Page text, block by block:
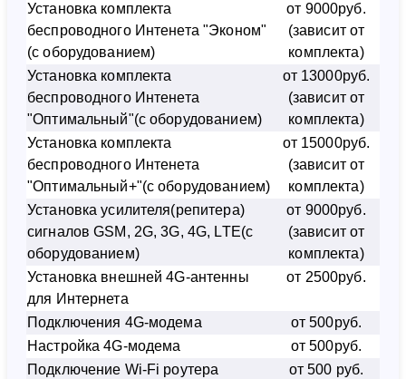
Установка комплекта
беспроводного Интенета "Эконом"
(с оборудованием)
от 9000руб.
(зависит от
комплекта)
Установка комплекта
беспроводного Интенета
"Оптимальный"(с оборудованием)
от 13000руб.
(зависит от
комплекта)
Установка комплекта
беспроводного Интенета
"Оптимальный+"(с оборудованием)
от 15000руб.
(зависит от
комплекта)
Установка усилителя(репитера)
сигналов GSM, 2G, 3G, 4G, LTE(с
оборудованием)
от 9000руб.
(зависит от
комплекта)
Установка внешней 4G-антенны
для Интернета
от 2500руб.
Подключения 4G-модема
от 500руб.
Настройка 4G-модема
от 500руб.
Подключение Wi-Fi роутера
от 500 руб.